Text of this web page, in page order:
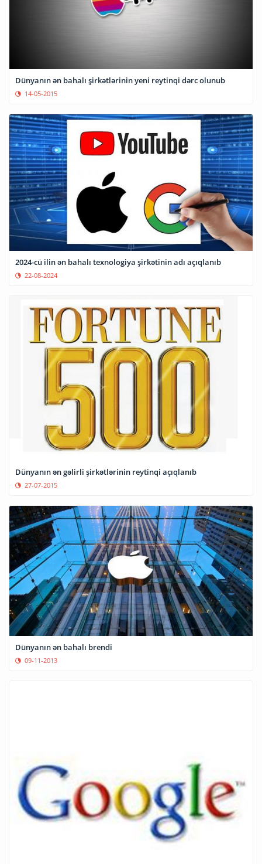
Dünyanın ən bahalı şirkətlərinin yeni reytinqi dərc olunub
14-05-2015
2024-cü ilin ən bahalı texnologiya şirkətinin adı açıqlanıb
22-08-2024
Dünyanın ən gəlirli şirkətlərinin reytinqi açıqlanıb
27-07-2015
Dünyanın ən bahalı brendi
09-11-2013